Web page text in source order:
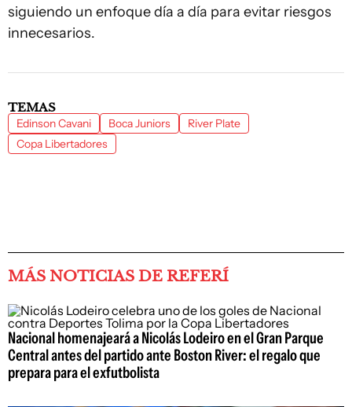
siguiendo un enfoque día a día para evitar riesgos
innecesarios.
TEMAS
Edinson Cavani Boca Juniors
River Plate
Copa Libertadores
MÁS NOTICIAS DE REFERÍ
Nacional homenajeará a Nicolás Lodeiro en el Gran Parque
Central antes del partido ante Boston River: el regalo que
prepara para el exfutbolista